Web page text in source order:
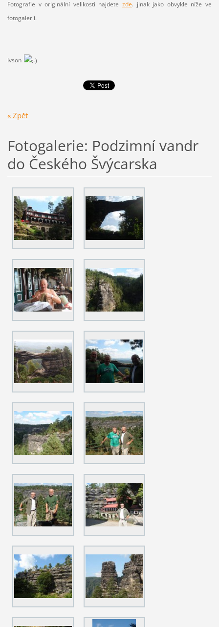
Fotografie v originální velikosti najdete zde. jinak jako obvykle níže ve
fotogalerii.
Ivson
« Zpět
Fotogalerie: Podzimní vandr
do Českého Švýcarska